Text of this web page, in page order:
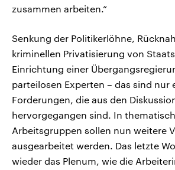
zusammen arbeiten.“
Senkung der Politikerlöhne,
kriminellen Privatisierung von
Einrichtung einer
parteilosen Experten – das sind nur
Forderungen, die aus den
hervorgegangen sind. In
Arbeitsgruppen sollen nun weitere
ausgearbeitet werden. Das letzte
wieder das Plenum, wie die